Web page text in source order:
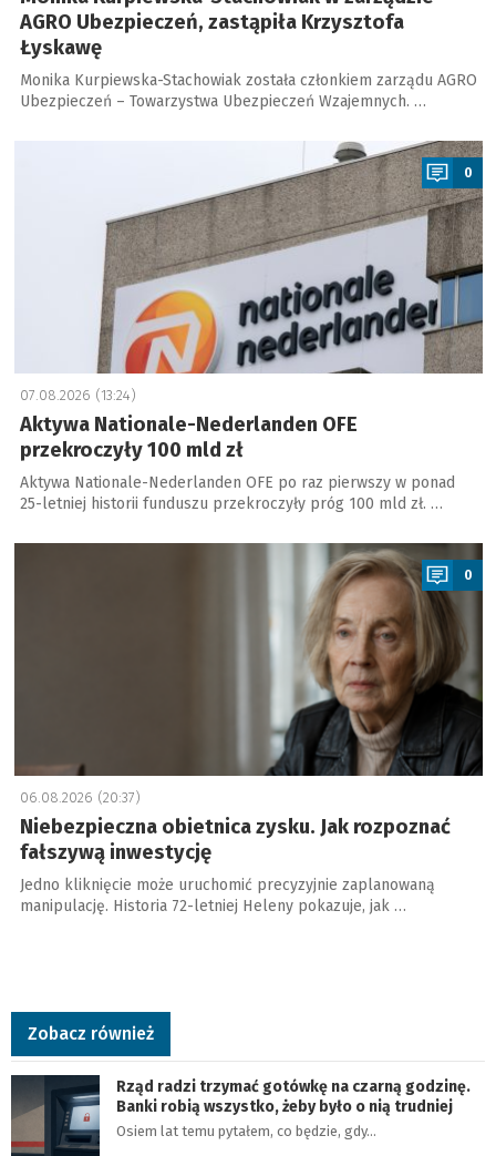
AGRO Ubezpieczeń, zastąpiła Krzysztofa
Łyskawę
Monika Kurpiewska-Stachowiak została członkiem zarządu AGRO
Ubezpieczeń – Towarzystwa Ubezpieczeń Wzajemnych. …
0
07.08.2026 (13:24)
Aktywa Nationale-Nederlanden OFE
przekroczyły 100 mld zł
Aktywa Nationale-Nederlanden OFE po raz pierwszy w ponad
25-letniej historii funduszu przekroczyły próg 100 mld zł. …
a
0
06.08.2026 (20:37)
Niebezpieczna obietnica zysku. Jak rozpoznać
fałszywą inwestycję
Jedno kliknięcie może uruchomić precyzyjnie zaplanowaną
manipulację. Historia 72-letniej Heleny pokazuje, jak …
Zobacz również
Rząd radzi trzymać gotówkę na czarną godzinę.
Banki robią wszystko, żeby było o nią trudniej
Osiem lat temu pytałem, co będzie, gdy…